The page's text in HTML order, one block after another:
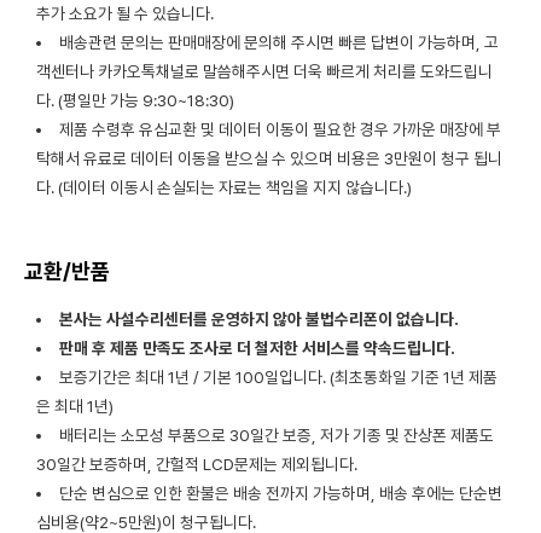
추가 소요가 될 수 있습니다.
배송관련 문의는 판매매장에 문의해 주시면 빠른 답변이 가능하며, 고
객센터나 카카오톡채널로 말씀해주시면 더욱 빠르게 처리를 도와드립니
다. (평일만 가능 9:30~18:30)
제품 수령후 유심교환 및 데이터 이동이 필요한 경우 가까운 매장에 부
탁해서 유료로 데이터 이동을 받으실 수 있으며 비용은 3만원이 청구 됩니
다. (데이터 이동시 손실되는 자료는 책임을 지지 않습니다.)
교환/반품
본사는 사설수리센터를 운영하지 않아 불법수리폰이 없습니다.
판매 후 제품 만족도 조사로 더 철저한 서비스를 약속드립니다.
보증기간은 최대 1년 / 기본 100일입니다. (최초통화일 기준 1년 제품
은 최대 1년)
배터리는 소모성 부품으로 30일간 보증, 저가 기종 및 잔상폰 제품도
30일간 보증하며, 간헐적 LCD문제는 제외됩니다.
단순 변심으로 인한 환불은 배송 전까지 가능하며, 배송 후에는 단순변
심비용(약2~5만원)이 청구됩니다.